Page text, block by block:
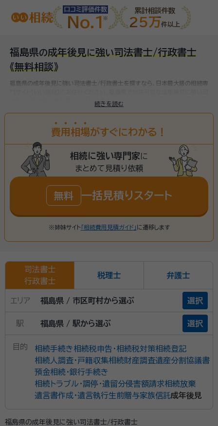
口コミ評価件数
No.1
累計相談件数
25万件以上
福島県の成年後見 に強い司法書士/行政書士
《無料相談》
続きを読む
福島県の成年後見に強い司法書士/行政書士を探すなら、日本最大級の相続専
法書士/行政書士をお探しいただけます。
費 用 相 場がすぐにわかる！
相続に強い専門家に
まとめて見積り依頼
無料 一括見積りスタート
※姉妹サイト「相続費用見積ガイド」 に遷移します
司法書士
行政書士
税理士 弁護士
エリア 福島県 / 市区町村から選ぶ 選択
駅 福島県 / 駅から選ぶ 選択
目的 相続手続き相続税申告・相続税対策相続登記
相続人調査・戸籍収集相続財産調査遺産分割協議書
預金相続・銀行手続き
相続トラブル・調停・遺留分侵害額請求相続放棄
遺言書作成・遺言執行生前贈与家族信託成年後見
福島県の成年後見に強い司法書士/行政書士